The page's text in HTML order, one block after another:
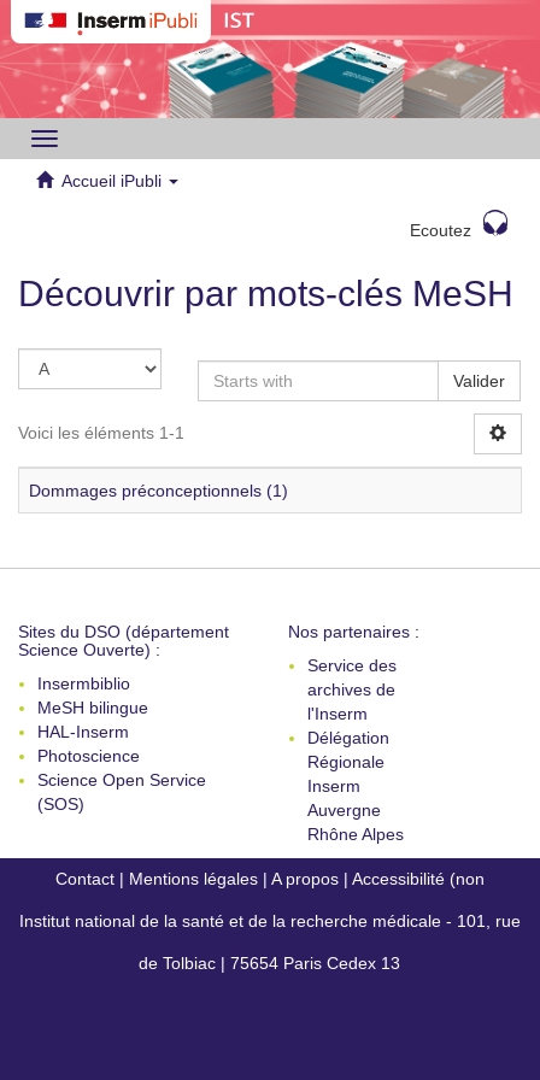
Toggle
navigation
Accueil iPubli
Ecoutez
Découvrir par mots-clés MeSH
Valider
Voici les éléments 1-1
Dommages préconceptionnels (1)
Sites du DSO (département
Science Ouverte) :
Insermbiblio
MeSH bilingue
HAL-Inserm
Photoscience
Science Open Service
(SOS)
Nos partenaires :
Service des
archives de
l'Inserm
Délégation
Régionale
Inserm
Auvergne
Rhône Alpes
Contact | Mentions légales | A propos | Accessibilité (non
conforme)
Institut national de la santé et de la recherche médicale - 101, rue
de Tolbiac | 75654 Paris Cedex 13